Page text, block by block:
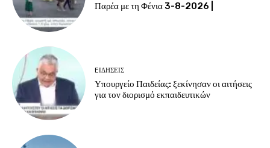
Παρέα με τη Φένια 3-8-2026 |
EΙΔΗΣΕΙΣ
Υπουργείο Παιδείας: ξεκίνησαν οι αιτήσεις
για τον διορισμό εκπαιδευτικών